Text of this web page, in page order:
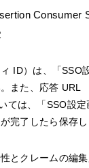
Consumer
ID）は、「SSO
また、応答 URL
ては、「SSO設定
完了したら保存し
とクレームの編集